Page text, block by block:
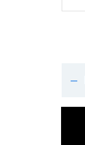
–